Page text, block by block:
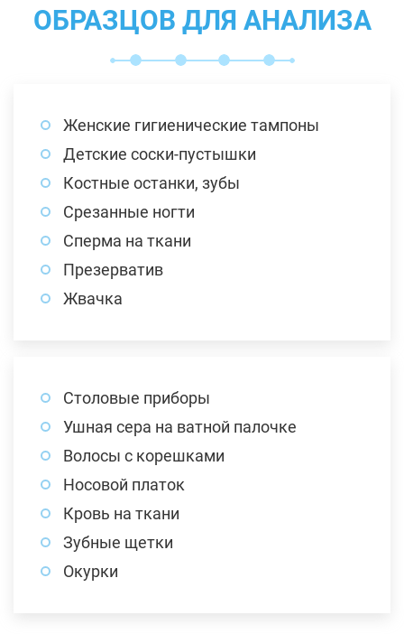
ОБРАЗЦОВ ДЛЯ АНАЛИЗА
Женские гигиенические тампоны
Детские соски-пустышки
Костные останки, зубы
Срезанные ногти
Сперма на ткани
Презерватив
Жвачка
Столовые приборы
Ушная сера на ватной палочке
Волосы с корешками
Носовой платок
Кровь на ткани
Зубные щетки
Окурки